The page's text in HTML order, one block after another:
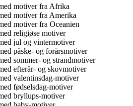
motiver fra Afrika
motiver fra Amerika
motiver fra Oceanien
religiøse motiver
jul og vintermotiver
påske- og forårsmotiver
sommer- og strandmotiver
efterår- og skovmotiver
valentinsdag-motiver
fødselsdag-motiver
bryllups-motiver